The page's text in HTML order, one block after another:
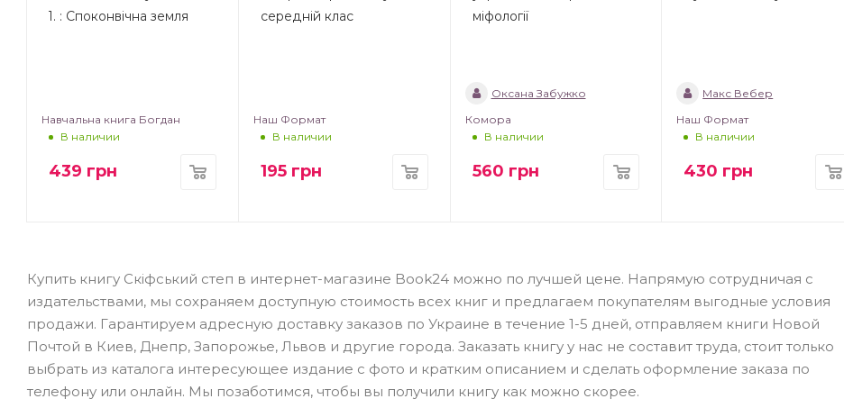
1. : Споконвічна земля
Навчальна книга Богдан
В наличии
439 грн
середній клас
Наш Формат
В наличии
195грн
міфології
Оксана Забужко
Комора
В наличии
560 грн
Макс Вебер
Наш Формат
В наличии
430 грн
Купить книгу Скіфський степ в интернет-магазине Book24 можно по лучшей цене. Напрямую сотрудничая с
издательствами, мы сохраняем доступную стоимость всех книг и предлагаем покупателям выгодные условия
продажи. Гарантируем адресную доставку заказов по Украине в течение 1-5 дней, отправляем книги Новой
Почтой в Киев, Днепр, Запорожье, Львов и другие города. Заказать книгу у нас не составит труда, стоит только
выбрать из каталога интересующее издание с фото и кратким описанием и сделать оформление заказа по
телефону или онлайн. Мы позаботимся, чтобы вы получили книгу как можно скорее.